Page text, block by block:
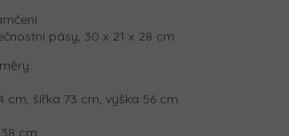
pásy, 30 x 21 x 28 cm
cm, šířka 73 cm, výška 56 cm
cm